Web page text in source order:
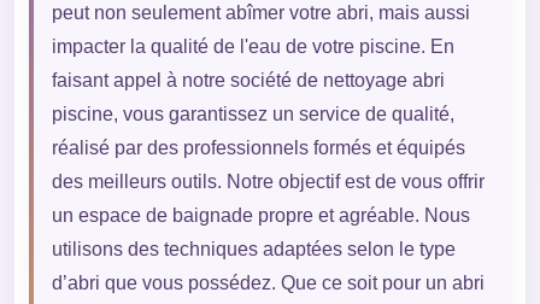
peut non seulement abîmer votre abri, mais aussi
impacter la qualité de l'eau de votre piscine. En
faisant appel à notre société de nettoyage abri
piscine, vous garantissez un service de qualité,
réalisé par des professionnels formés et équipés
des meilleurs outils. Notre objectif est de vous offrir
un espace de baignade propre et agréable. Nous
utilisons des techniques adaptées selon le type
d’abri que vous possédez. Que ce soit pour un abri